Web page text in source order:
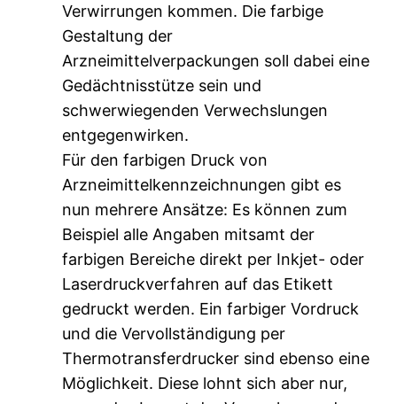
Verwirrungen kommen. Die farbige
Gestaltung der
Arzneimittelverpackungen soll dabei eine
Gedächtnisstütze sein und
schwerwiegenden Verwechslungen
entgegenwirken.
Für den farbigen Druck von
Arzneimittelkennzeichnungen gibt es
nun mehrere Ansätze: Es können zum
Beispiel alle Angaben mitsamt der
farbigen Bereiche direkt per Inkjet- oder
Laserdruckverfahren auf das Etikett
gedruckt werden. Ein farbiger Vordruck
und die Vervollständigung per
Thermotransferdrucker sind ebenso eine
Möglichkeit. Diese lohnt sich aber nur,